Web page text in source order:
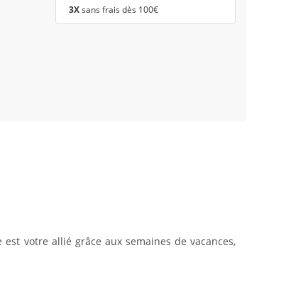
3Xsans frais dès 100€
votre allié grâce aux semaines de vacances,